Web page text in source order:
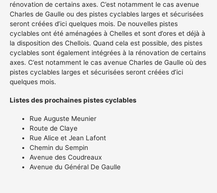
rénovation de certains axes. C’est notamment le cas avenue
Charles de Gaulle ou des pistes cyclables larges et sécurisées
seront créées d’ici quelques mois. De nouvelles pistes
cyclables ont été aménagées à Chelles et sont d’ores et déjà à
la disposition des Chellois. Quand cela est possible, des pistes
cyclables sont également intégrées à la rénovation de certains
axes. C’est notamment le cas avenue Charles de Gaulle où des
pistes cyclables larges et sécurisées seront créées d’ici
quelques mois.
Listes des prochaines pistes cyclables
Rue Auguste Meunier
Route de Claye
Rue Alice et Jean Lafont
Chemin du Sempin
Avenue des Coudreaux
Avenue du Général De Gaulle